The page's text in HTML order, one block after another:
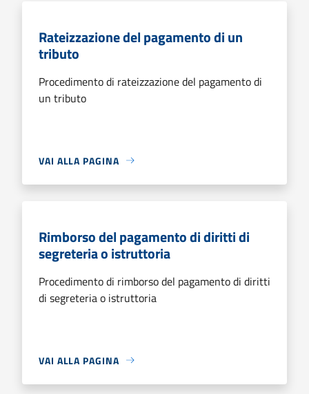
Rateizzazione del pagamento di un
tributo
Procedimento di rateizzazione del pagamento di
un tributo
VAI ALLA PAGINA
Rimborso del pagamento di diritti di
segreteria o istruttoria
Procedimento di rimborso del pagamento di diritti
di segreteria o istruttoria
VAI ALLA PAGINA